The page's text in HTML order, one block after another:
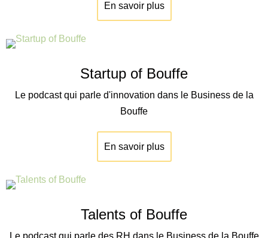
En savoir plus
Startup of Bouffe
Le podcast qui parle d'innovation dans le Business de la
Bouffe
En savoir plus
Talents of Bouffe